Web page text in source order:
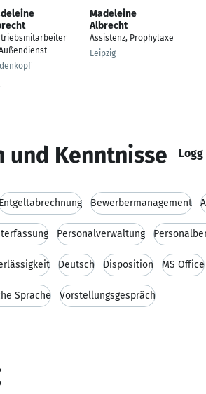
Madeleine
Albrecht
Assistenz, Prophylaxe
Leipzig
und Kenntnisse
Bewerbermanagement
Personalverwaltung
Deutsch Disposition MS Office
Sprache Vorstellungsgespräch